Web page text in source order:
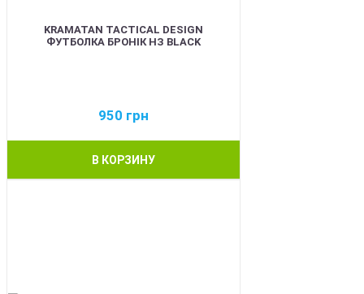
KRAMATAN TACTICAL DESIGN
ФУТБОЛКА БРОНІК НЗ BLACK
950 грн
В КОРЗИНУ